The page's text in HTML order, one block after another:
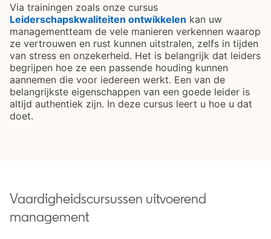
Via trainingen zoals onze cursus
Leiderschapskwaliteiten ontwikkelen opens in a new
kan uw
managementteam de vele manieren verkennen waarop
ze vertrouwen en rust kunnen uitstralen, zelfs in tijden
van stress en onzekerheid. Het is belangrijk dat leiders
begrijpen hoe ze een passende houding kunnen
aannemen die voor iedereen werkt. Een van de
belangrijkste eigenschappen van een goede leider is
altijd authentiek zijn. In deze cursus leert u hoe u dat
doet.
Vaardigheidscursussen uitvoerend
management